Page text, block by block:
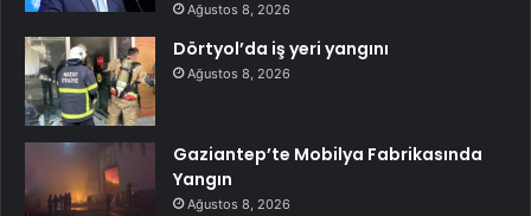
Ağustos 8, 2026
Dörtyol’da iş yeri yangını
Ağustos 8, 2026
Gaziantep’te Mobilya Fabrikasında
Yangın
Ağustos 8, 2026